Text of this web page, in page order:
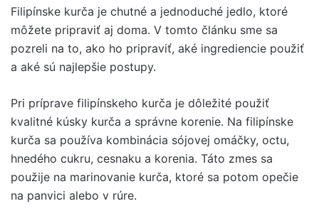
Filipínske kurča je chutné a jednoduché jedlo, ktoré
môžete pripraviť aj doma. V tomto článku sme sa
pozreli na to, ako ho pripraviť, aké ingrediencie použiť
a aké sú najlepšie postupy.
Pri príprave filipínskeho kurča je dôležité použiť
kvalitné kúsky kurča a správne korenie. Na filipínske
kurča sa používa kombinácia sójovej omáčky, octu,
hnedého cukru, cesnaku a korenia. Táto zmes sa
použije na marinovanie kurča, ktoré sa potom opečie
na panvici alebo v rúre.